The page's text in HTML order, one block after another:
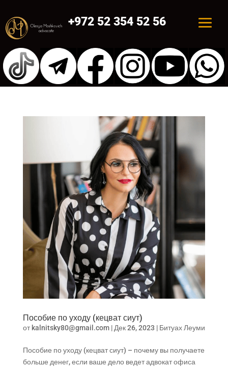
+972 52 354 52 56
Пособие по уходу (кецват сиут)
от kalnitsky80@gmail.com|Дек 26, 2023 | Битуах Леуми
Пособие по уходу (кецват сиут) – почему вы получаете
больше денег, если ваше дело ведет адвокат офиса